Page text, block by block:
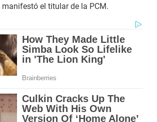
manifestó el titular de la PCM.